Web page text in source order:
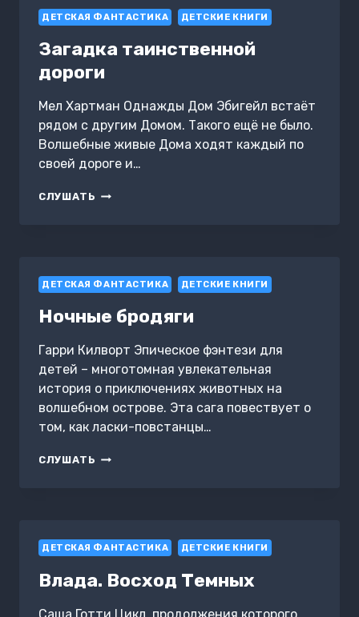
ДЕТСКАЯ ФАНТАСТИКА ДЕТСКИЕ КНИГИ
Загадка таинственной
дороги
Мел Хартман Однажды Дом Эбигейл встаёт
рядом с другим Домом. Такого ещё не было.
Волшебные живые Дома ходят каждый по
своей дороге и…
СЛУШАТЬ ЗАГАДКА
ДЕТСКАЯ ФАНТАСТИКА ДЕТСКИЕ КНИГИ
Ночные бродяги
Гарри Килворт Эпическое фэнтези для
детей – многотомная увлекательная
история о приключениях животных на
волшебном острове. Эта сага повествует о
том, как ласки-повстанцы…
СЛУШАТЬ НОЧНЫЕ
ДЕТСКАЯ ФАНТАСТИКА ДЕТСКИЕ КНИГИ
Влада. Восход Темных
Саша Готти Цикл, продолжения которого